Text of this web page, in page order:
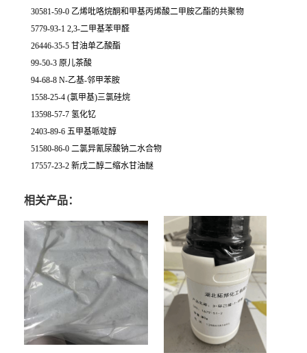
30581-59-0 乙烯吡咯烷酮和甲基丙烯酸二甲胺乙酯的共聚物
5779-93-1 2,3-二甲基苯甲醛
26446-35-5 甘油单乙酸酯
99-50-3 原儿茶酸
94-68-8 N-乙基-邻甲苯胺
1558-25-4 (氯甲基)三氯硅烷
13598-57-7 氢化钇
2403-89-6 五甲基哌啶醇
51580-86-0 二氯异氰尿酸钠二水合物
17557-23-2 新戊二醇二缩水甘油醚
相关产品：